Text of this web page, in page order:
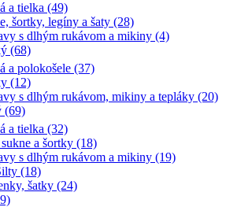
a tielka (49)
šortky, legíny a šaty (28)
s dlhým rukávom a mikiny (4)
(68)
a polokošele (37)
(12)
s dlhým rukávom, mikiny a tepláky (20)
(69)
a tielka (32)
sukne a šortky (18)
s dlhým rukávom a mikiny (19)
(18)
šatky (24)